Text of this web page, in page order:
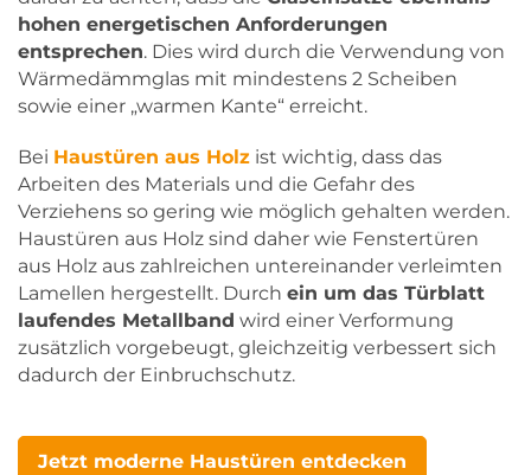
hohen energetischen Anforderungen
entsprechen. Dies wird durch die Verwendung von
Wärmedämmglas mit mindestens 2 Scheiben
sowie einer „warmen Kante“ erreicht.
Bei Haustüren aus Holz ist wichtig, dass das
Arbeiten des Materials und die Gefahr des
Verziehens so gering wie möglich gehalten werden.
Haustüren aus Holz sind daher wie Fenstertüren
aus Holz aus zahlreichen untereinander verleimten
Lamellen hergestellt. Durch ein um das Türblatt
laufendes Metallband wird einer Verformung
zusätzlich vorgebeugt, gleichzeitig verbessert sich
dadurch der Einbruchschutz.
Jetzt moderne Haustüren entdecken